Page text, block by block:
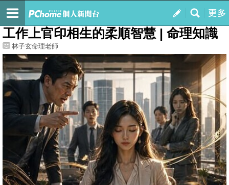
我的
最新文章
工作上官印相生的柔順智慧 | 命理知識
林子玄命理老師